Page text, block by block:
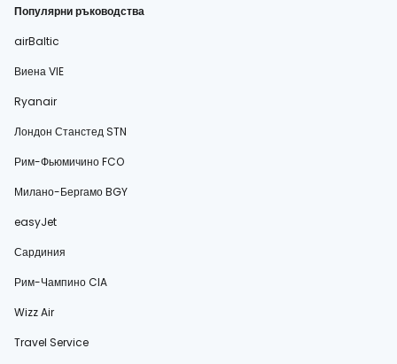
Популярни ръководства
airBaltic
Виена VIE
Ryanair
Лондон Станстед STN
Рим-Фьюмичино FCO
Милано-Бергамо BGY
easyJet
Сардиния
Рим-Чампино CIA
Wizz Air
Travel Service